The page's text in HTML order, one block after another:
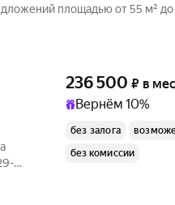
площадью от 55 м² до
236 500 ₽ в
Вернём 10%
без залога
без комиссии